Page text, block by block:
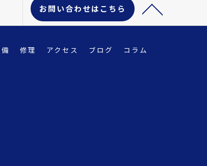
お問い合わせはこちら
修理 アクセス ブログ
コラム